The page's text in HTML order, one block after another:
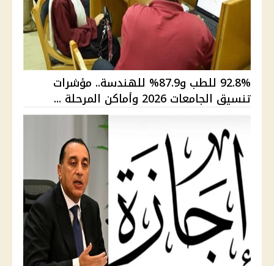
92.8% للطب و87.9% للهندسة.. مؤشرات
تنسيق الجامعات 2026 وأماكن المرحلة ...